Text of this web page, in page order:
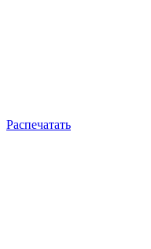
Распечатать